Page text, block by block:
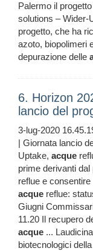
Palermo il
solutions – Wider-
progetto, che ha
azoto, biopolimeri
depurazione delle
6. Horizon
lancio del
3-lug-2020
| Giornata lancio
Uptake, acque
prime derivanti
reflue e
acque reflue:
Giugni
11.20 Il recupero
acque ...
biotecnologici